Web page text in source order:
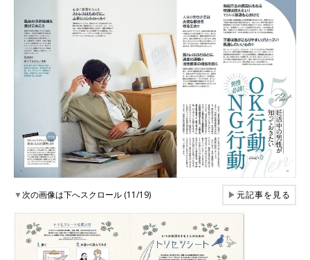
▼次の画像は下へスクロール (11/19) ▶元記事を見る